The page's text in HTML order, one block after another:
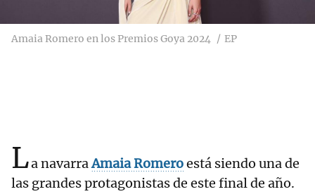
Amaia Romero en los Premios Goya 2024 EP
La navarraAmaia Romeroestá siendo una de
las grandes protagonistas de este final de año.